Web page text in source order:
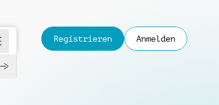
Dokumentation
Registrieren Anmelden